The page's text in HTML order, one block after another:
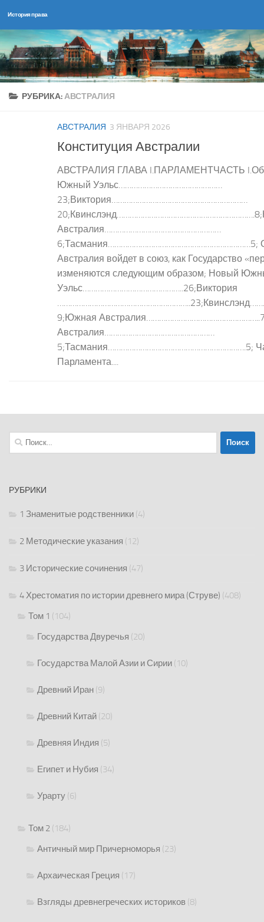
Перейти к содержимому
История права
РУБРИКА:АВСТРАЛИЯ
АВСТРАЛИЯ 3 ЯНВАРЯ 2026
Конституция Австралии
АВСТРАЛИЯ ГЛАВА I.ПАРЛАМЕНТЧАСТЬ
Южный Уэльс…………………………………………
23;Виктория………………………………………………………
Австралия………………………………………………
6;Тасмания…………………………………………………………5;
Австралия войдет в союз, как Государство
изменяются следующим образом; Новый
Уэльс………………………………………..26;Виктория
9;Южная
Австралия……………………………………………
5;Тасмания……………………………………………………….5;
Парламента....
Найти:
РУБРИКИ
1 Знаменитые родственники (4)
2 Методические указания (12)
3 Исторические сочинения (47)
4 Хрестоматия по истории древнего мира (Струве) (408)
Том 1 (104)
Государства Двуречья (20)
Государства Малой Азии и Сирии (10)
Древний Иран (9)
Древний Китай (20)
Древняя Индия (5)
Египет и Нубия (34)
Урарту (6)
Том 2 (184)
Античный мир Причерноморья (23)
Архаическая Греция (17)
Взгляды древнегреческих историков (8)